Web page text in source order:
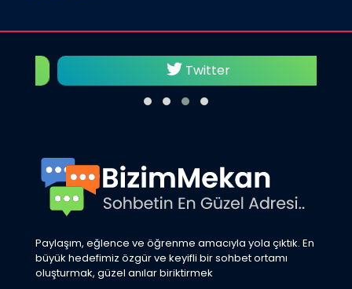
Twitter
Paylaşım, eğlence ve öğrenme amacıyla yola çıktık. En
büyük hedefimiz özgür ve keyifli bir sohbet ortamı
oluşturmak, güzel anılar biriktirmek